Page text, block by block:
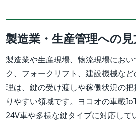
製造業・生産管理への見
製造業や生産現場、物流現場にお
ク、フォークリフト、建設機械な
理は、鍵の受け渡しや稼働状況の
りやすい領域です。ヨコオの車載
24V車や多様な鍵タイプに対応して